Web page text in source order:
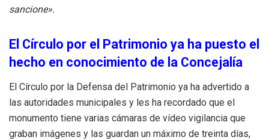
sancione».
El Círculo por el Patrimonio ya ha puesto el
hecho en conocimiento de la Concejalía
El Círculo por la Defensa del Patrimonio ya ha advertido a
las autoridades municipales y les ha recordado que el
monumento tiene varias cámaras de vídeo vigilancia que
graban imágenes y las guardan un máximo de treinta días,